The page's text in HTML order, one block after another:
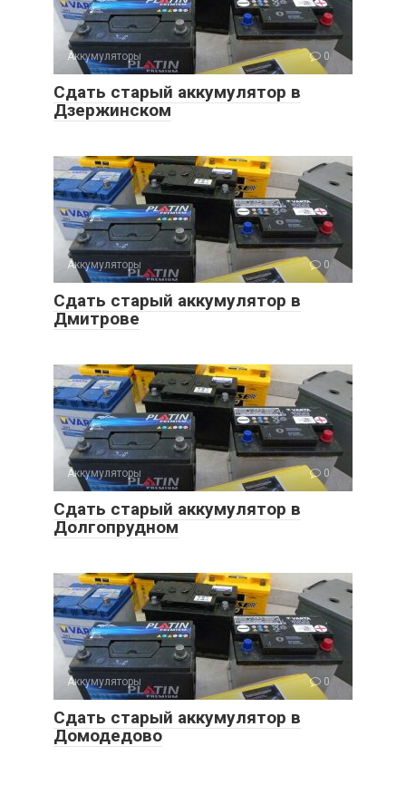
Аккумуляторы 0
Сдать старый аккумулятор в
Дзержинском
Аккумуляторы 0
Сдать старый аккумулятор в
Дмитрове
Аккумуляторы 0
Сдать старый аккумулятор в
Долгопрудном
Аккумуляторы 0
Сдать старый аккумулятор в
Домодедово